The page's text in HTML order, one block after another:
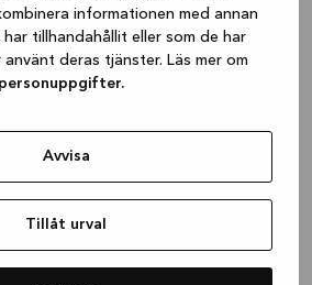
informationen med annan
tillhandahållit eller som de har
deras tjänster. Läs mer om
Avvisa
Tillåt urval
(see the browser console for more
information).